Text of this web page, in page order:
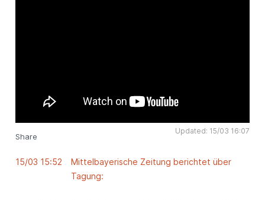
Updated: 15/03 16:07
Share
15/03 15:52
Mittelbayerische Zeitung berichtet über
Tagung: